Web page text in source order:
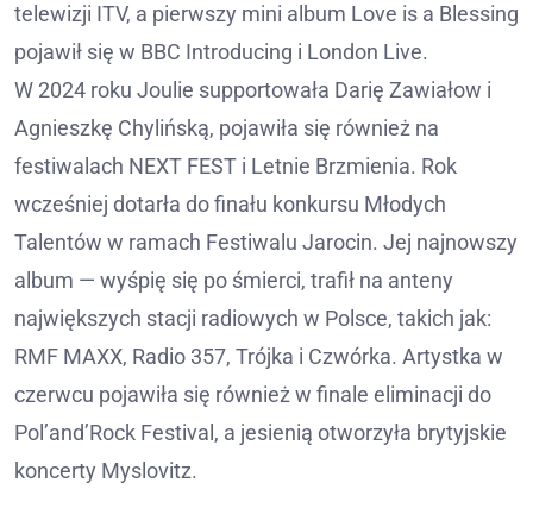
telewizji ITV, a pierwszy mini album Love is a Blessing
pojawił się w BBC Introducing i London Live.
W 2024 roku Joulie supportowała Darię Zawiałow i
Agnieszkę Chylińską, pojawiła się również na
festiwalach NEXT FEST i Letnie Brzmienia. Rok
wcześniej dotarła do finału konkursu Młodych
Talentów w ramach Festiwalu Jarocin. Jej najnowszy
album — wyśpię się po śmierci, trafił na anteny
największych stacji radiowych w Polsce, takich jak:
RMF MAXX, Radio 357, Trójka i Czwórka. Artystka w
czerwcu pojawiła się również w finale eliminacji do
Pol’and’Rock Festival, a jesienią otworzyła brytyjskie
koncerty Myslovitz.